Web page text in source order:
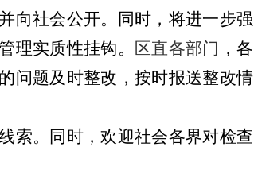
向社会公开。同时，将进一步强
理实质性挂钩。
区直各部门 ，各
问题及时整改，按时报送整改情
索。同时，欢迎社会各界对检查